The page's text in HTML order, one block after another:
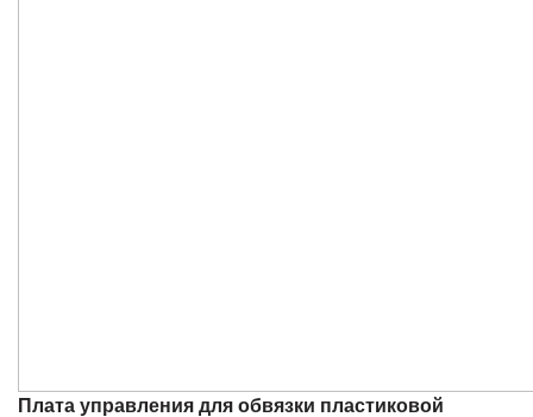
Плата управления для обвязки пластиковой